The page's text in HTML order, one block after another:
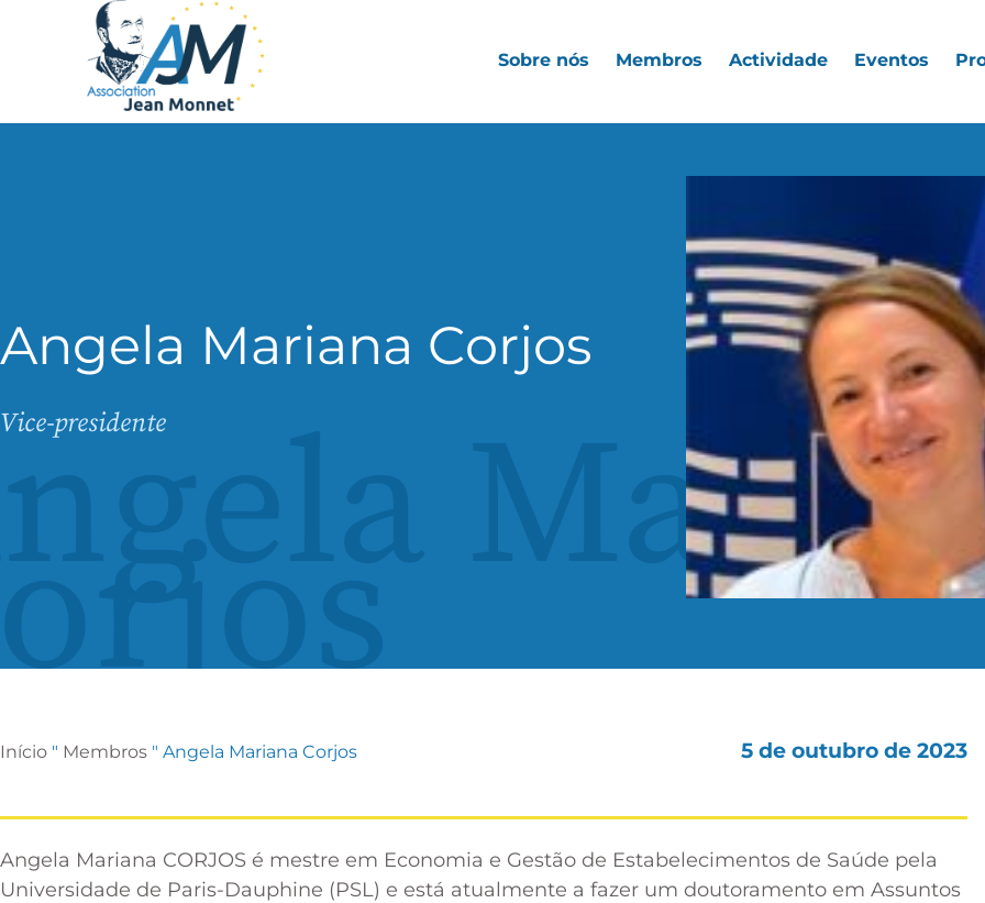
Sobre nós Membros Actividade Eventos
Angela Mariana Corjos
Vice-presidente
Início " Membros " Angela Mariana Corjos 5 de outubro de 2023
Angela Mariana CORJOS é mestre em Economia e Gestão de Estabelecimentos de Saúde pela
Universidade de Paris-Dauphine (PSL) e está atualmente a fazer um doutoramento em Assuntos